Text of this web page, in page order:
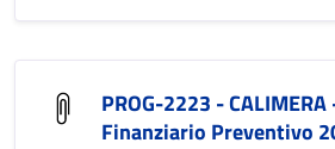
PROG-2223 -
Finanziario Preventivo